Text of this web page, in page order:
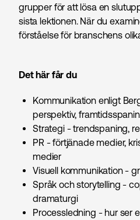
grupper för att lösa en
sista lektionen. När du
förståelse för branschens
Det här får du
Kommunikation enligt
perspektiv,
Strategi - trendspaning,
PR - förtjänade medier,
medier
Visuell kommunikation -
Språk och storytelling -
dramaturgi
Processledning - hur ser